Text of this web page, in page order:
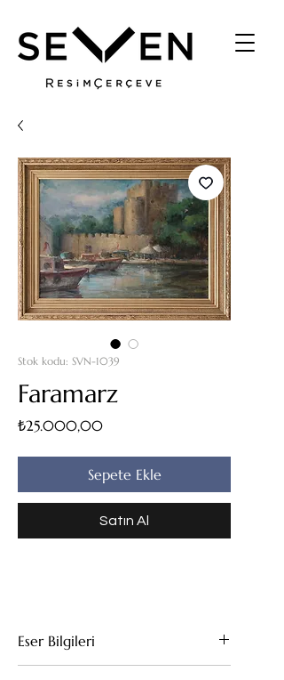
Stok kodu: SVN-1039
Faramarz
₺25.000,00Fiyat
Sepete Ekle
Satın Al
Eser Bilgileri